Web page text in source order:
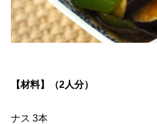
【材料】（2人分）
ナス 3本